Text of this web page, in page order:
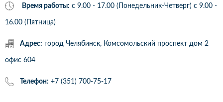
Время работы: с 9.00 - 17.00 (Понедельник-Четверг) c 9.00 -
16.00 (Пятница)
Адрес: город Челябинск, Комсомольский проспект дом 2
офис 604
Телефон: +7 (351) 700-75-17